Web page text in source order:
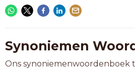
Synoniemen
Ons synoniemenwoordenboek